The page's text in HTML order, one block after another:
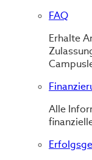
FAQ
Erhalte
Alle